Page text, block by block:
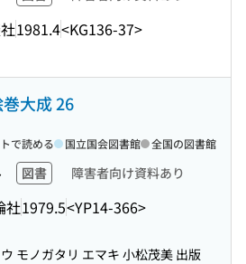
1981.4<KG136-37>
大成 26
図書 障害者向け資料あり
社1979.5<YP14-366>
で読める 国立国会図書館 全国の図書館
モノガタリ エマキ 小松茂美 出版